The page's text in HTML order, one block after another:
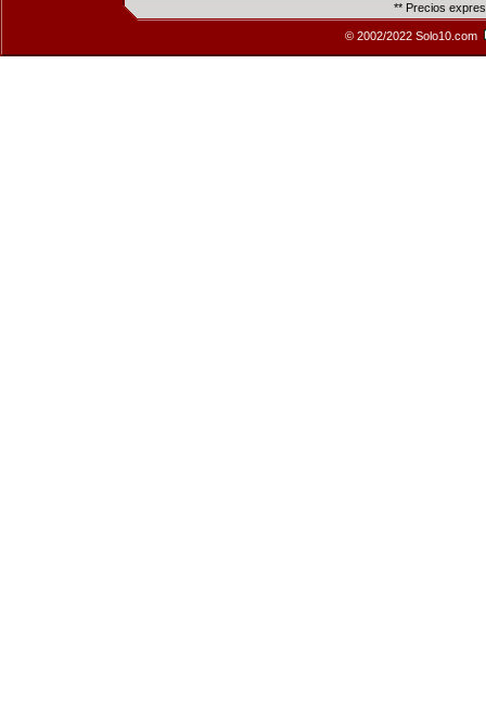
** Precios
© 2002/2022 Solo10.com